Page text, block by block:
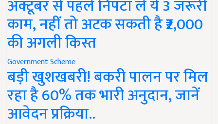
अक्टूबर से पहले निपटा लें ये 3 जरूरी
काम, नहीं तो अटक सकती है ₹2,000
की अगली किस्त
Government Scheme
बड़ी खुशखबरी! बकरी पालन पर मिल
रहा है 60% तक भारी अनुदान, जानें
आवेदन प्रक्रिया..